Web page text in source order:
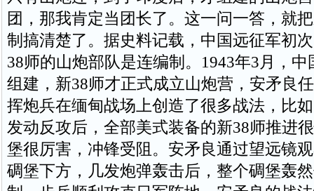
团，那我肯定当团长了。这一问一答，就
制搞清楚了。据史料记载，中国远征军初
38师的山炮部队是连编制。1943年3月，
组建，新38师才正式成立山炮营，安矛良
挥炮兵在缅甸战场上创造了很多战法，比
发动反攻后，全部美式装备的新38师推进
堡很厉害，冲锋受阻。安矛良通过望远镜
碉堡下方，几发炮弹轰击后，整个碉堡轰